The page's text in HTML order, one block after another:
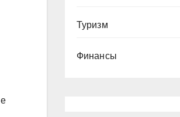
Туризм
Финансы